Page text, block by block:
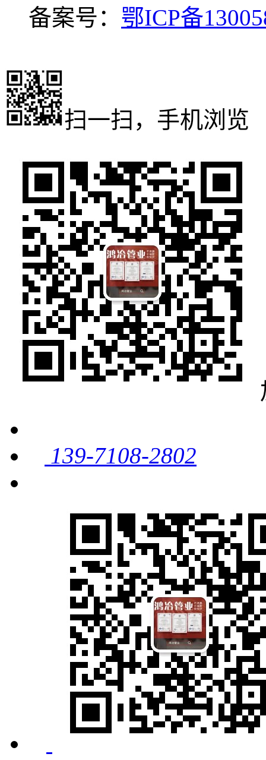
备案号： 鄂ICP备
扫一扫，手机浏览
139-7108-2802